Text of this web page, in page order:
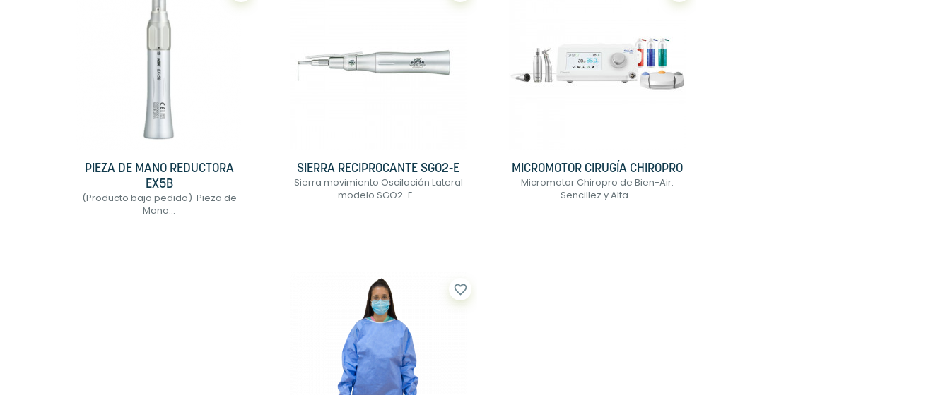
PIEZA DE MANO REDUCTORA
EX5B
(Producto bajo pedido) Pieza de
Mano...
SIERRA RECIPROCANTE SGO2-E
Sierra movimiento Oscilación Lateral
modelo SGO2-E...
MICROMOTOR CIRUGÍA CHIROPRO
Micromotor Chiropro de Bien-Air:
Sencillez y Alta...
favorite_border